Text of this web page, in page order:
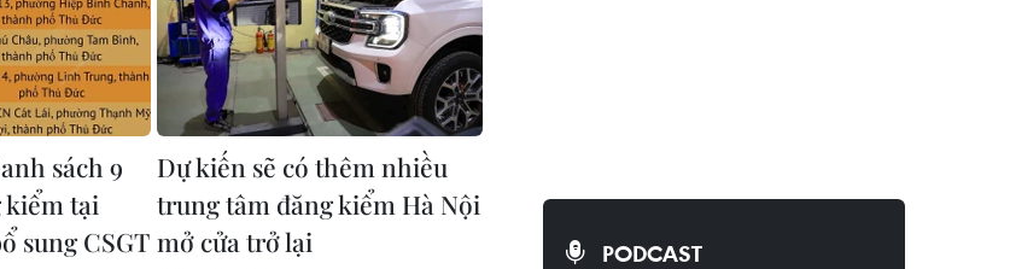
sách 9
kiểm tại
sung CSGT
Dự kiến sẽ có thêm nhiều
trung tâm đăng kiểm Hà Nội
mở cửa trở lại
PODCAST